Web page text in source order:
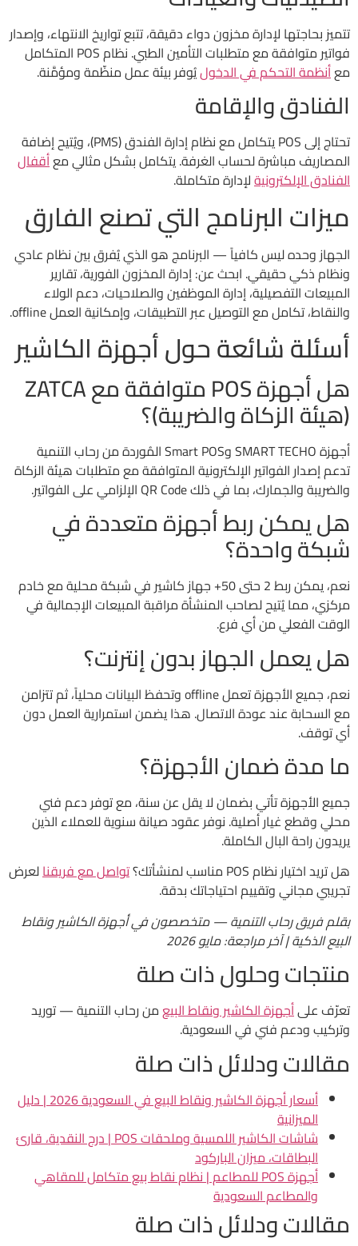
تتميز بحاجتها لإدارة مخزون دواء دقيقة، تتبع تواريخ الانتهاء، وإصدار
فواتير متوافقة مع متطلبات التأمين الطبي. نظام POS المتكامل
معأنظمة التحكم في الدخوليُوفر بيئة عمل منظّمة ومؤمَّنة.
الفنادق والإقامة
تحتاج إلى POS يتكامل مع نظام إدارة الفندق (PMS)، ويُتيح إضافة
المصاريف مباشرة لحساب الغرفة. يتكامل بشكل مثالي معأقفال
الفنادق الإلكترونيةلإدارة متكاملة.
ميزات البرنامج التي تصنع الفارق
الجهاز وحده ليس كافياً — البرنامج هو الذي يُفرق بين نظام عادي
ونظام ذكي حقيقي. ابحث عن: إدارة المخزون الفورية، تقارير
المبيعات التفصيلية، إدارة الموظفين والصلاحيات، دعم الولاء
والنقاط، تكامل مع التوصيل عبر التطبيقات، وإمكانية العمل offline.
أسئلة شائعة حول أجهزة الكاشير
هل أجهزة POS متوافقة مع ZATCA
(هيئة الزكاة والضريبة)؟
أجهزة SMART TECHO وSmart POS المُوردة من رحاب التنمية
تدعم إصدار الفواتير الإلكترونية المتوافقة مع متطلبات هيئة الزكاة
والضريبة والجمارك، بما في ذلك QR Code الإلزامي على الفواتير.
هل يمكن ربط أجهزة متعددة في
شبكة واحدة؟
نعم، يمكن ربط 2 حتى 50+ جهاز كاشير في شبكة محلية مع خادم
مركزي، مما يُتيح لصاحب المنشأة مراقبة المبيعات الإجمالية في
الوقت الفعلي من أي فرع.
هل يعمل الجهاز بدون إنترنت؟
نعم، جميع الأجهزة تعمل offline وتحفظ البيانات محلياً، ثم تتزامن
مع السحابة عند عودة الاتصال. هذا يضمن استمرارية العمل دون
أي توقف.
ما مدة ضمان الأجهزة؟
جميع الأجهزة تأتي بضمان لا يقل عن سنة، مع توفر دعم فني
محلي وقطع غيار أصلية. نوفر عقود صيانة سنوية للعملاء الذين
يريدون راحة البال الكاملة.
هل تريد اختيار نظام POS مناسب لمنشأتك؟
تواصل مع فريقنالعرض
تجريبي مجاني وتقييم احتياجاتك بدقة.
بقلم فريق رحاب التنمية — متخصصون في أجهزة الكاشير ونقاط
البيع الذكية | آخر مراجعة: مايو 2026
منتجات وحلول ذات صلة
تعرّف علىأجهزة الكاشير ونقاط البيعمن رحاب التنمية — توريد
وتركيب ودعم فني في السعودية.
مقالات ودلائل ذات صلة
أسعار أجهزة الكاشير ونقاط البيع في السعودية 2026 | دليل
الميزانية
شاشات الكاشير اللمسية وملحقات POS | درج النقدية، قارئ
البطاقات، ميزان الباركود
أجهزة POS للمطاعم | نظام نقاط بيع متكامل للمقاهي
والمطاعم السعودية
مقالات ودلائل ذات صلة